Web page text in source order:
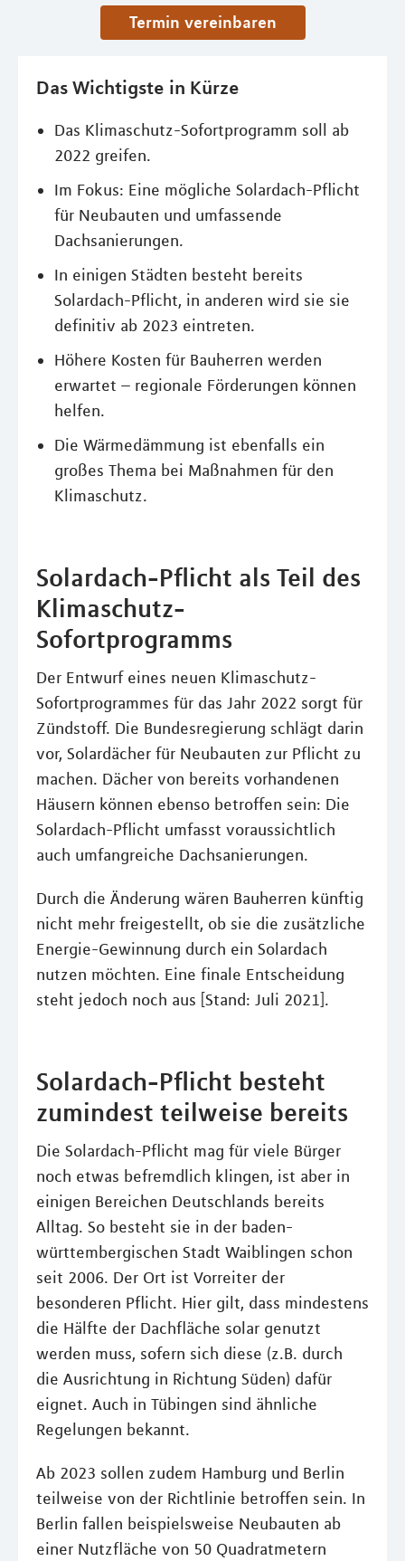
Termin vereinbaren
Das Wichtigste in Kürze
Das Klimaschutz-Sofortprogramm soll ab
2022 greifen.
Im Fokus: Eine mögliche Solardach-Pflicht
für Neubauten und umfassende
Dachsanierungen.
In einigen Städten besteht bereits
Solardach-Pflicht, in anderen wird sie sie
definitiv ab 2023 eintreten.
Höhere Kosten für Bauherren werden
erwartet – regionale Förderungen können
helfen.
Die Wärmedämmung ist ebenfalls ein
großes Thema bei Maßnahmen für den
Klimaschutz.
Solardach-Pflicht als Teil des
Klimaschutz-
Sofortprogramms
Der Entwurf eines neuen Klimaschutz-
Sofortprogrammes für das Jahr 2022 sorgt für
Zündstoff. Die Bundesregierung schlägt darin
vor, Solardächer für Neubauten zur Pflicht zu
machen. Dächer von bereits vorhandenen
Häusern können ebenso betroffen sein: Die
Solardach-Pflicht umfasst voraussichtlich
auch umfangreiche Dachsanierungen.
Durch die Änderung wären Bauherren künftig
nicht mehr freigestellt, ob sie die zusätzliche
Energie-Gewinnung durch ein Solardach
nutzen möchten. Eine finale Entscheidung
steht jedoch noch aus [Stand: Juli 2021].
Solardach-Pflicht besteht
zumindest teilweise bereits
Die Solardach-Pflicht mag für viele Bürger
noch etwas befremdlich klingen, ist aber in
einigen Bereichen Deutschlands bereits
Alltag. So besteht sie in der baden-
württembergischen Stadt Waiblingen schon
seit 2006. Der Ort ist Vorreiter der
besonderen Pflicht. Hier gilt, dass mindestens
die Hälfte der Dachfläche solar genutzt
werden muss, sofern sich diese (z.B. durch
die Ausrichtung in Richtung Süden) dafür
eignet. Auch in Tübingen sind ähnliche
Regelungen bekannt.
Ab 2023 sollen zudem Hamburg und Berlin
teilweise von der Richtlinie betroffen sein. In
Berlin fallen beispielsweise Neubauten ab
einer Nutzfläche von 50 Quadratmetern